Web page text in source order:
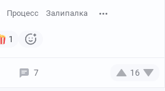
Процесс Залипалка
1
7 16